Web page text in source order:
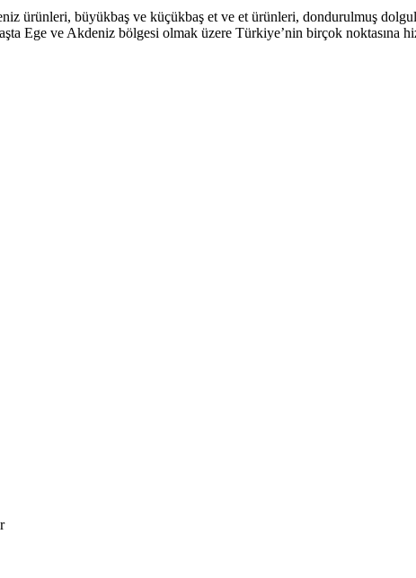
ürünleri, büyükbaş ve küçükbaş et ve et ürünleri, dondurulmuş
Ege ve Akdeniz bölgesi olmak üzere Türkiye’nin birçok noktasına